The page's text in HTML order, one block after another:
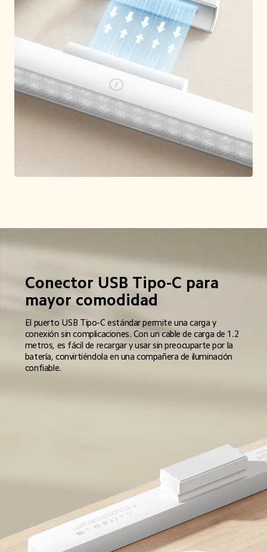
Conector USB Tipo-C para
mayor comodidad
El puerto USB Tipo-C estándar permite una carga y
conexión sin complicaciones. Con un cable de carga de 1.2
metros, es fácil de recargar y usar sin preocuparte por la
batería, convirtiéndola en una compañera de iluminación
confiable.